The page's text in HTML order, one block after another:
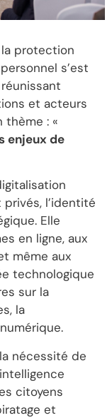
la protection
s’est
et acteurs
thème : «
enjeux de
l’identité
Elle
en ligne, aux
même aux
technologique
sur la
la
nécessité de
citoyens
et